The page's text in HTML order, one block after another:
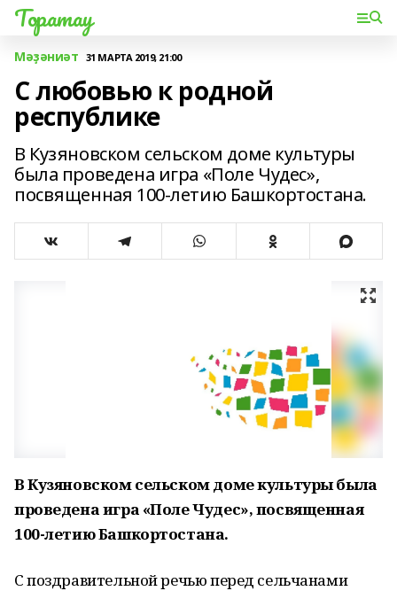
Торатау
Мәҙәниәт 31 МАРТА 2019, 21:00
С любовью к родной
республике
В Кузяновском сельском доме культуры
была проведена игра «Поле Чудес»,
посвященная 100-летию Башкортостана.
В Кузяновском сельском доме культурыбыла
проведена игра «Поле Чудес», посвященная
100-летию Башкортостана.
С поздравительной речью перед сельчанами